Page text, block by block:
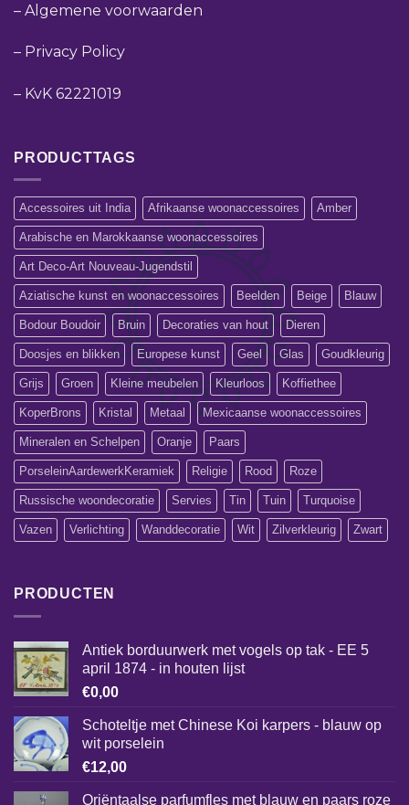
– Algemene voorwaarden
– Privacy Policy
– KvK 62221019
PRODUCTTAGS
Accessoires uit India Afrikaanse woonaccessoires Amber
Arabische en Marokkaanse woonaccessoires
Art Deco-Art Nouveau-Jugendstil
Aziatische kunst en woonaccessoires Beelden Beige Blauw
Bodour Boudoir Bruin Decoraties van hout Dieren
Doosjes en blikken Europese kunst Geel Glas Goudkleurig
Grijs Groen Kleine meubelen Kleurloos Koffiethee
KoperBrons Kristal Metaal Mexicaanse woonaccessoires
Mineralen en Schelpen Oranje Paars
PorseleinAardewerkKeramiek Religie Rood Roze
Russische woondecoratie Servies Tin Tuin Turquoise
Vazen Verlichting Wanddecoratie Wit Zilverkleurig Zwart
PRODUCTEN
Antiek borduurwerk met vogels op tak - EE 5
april 1874 - in houten lijst
€0,00
Schoteltje met Chinese Koi karpers - blauw op
wit porselein
€12,00
Oriëntaalse parfumfles met blauw en paars roze